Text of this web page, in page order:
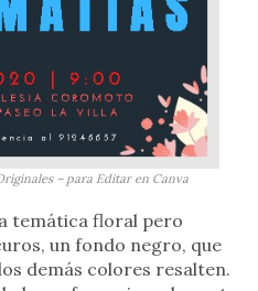
– para Editar en Canva
temática floral pero
un fondo negro, que
demás colores resalten.